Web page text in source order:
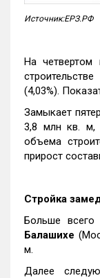
Источник:ЕРЗ.РФ
На четвертом
(4,03%).
Замыкает
3,8 млн кв. м,
объема
прирост
Стройка
Больше всего
Балашихе
м.
Далее